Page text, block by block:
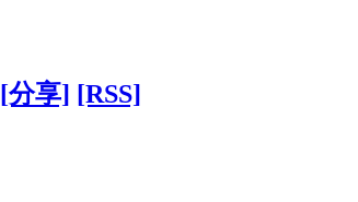
[分享] [RSS]